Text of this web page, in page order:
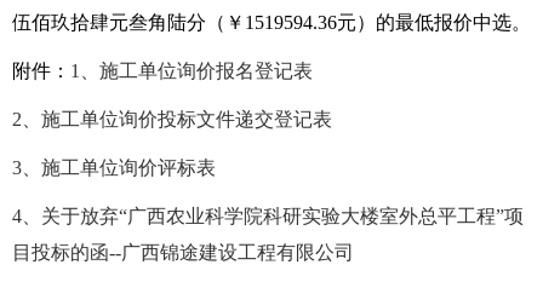
伍佰玖拾肆元叁角陆分（￥1519594.36元）的最低报价中选。
附件： 1、施工单位询价报名登记表
2、施工单位询价投标文件递交登记表
3、施工单位询价评标表
4、关于放弃“广西农业科学院科研实验大楼室外总平工程”项
目投标的函--广西锦途建设工程有限公司